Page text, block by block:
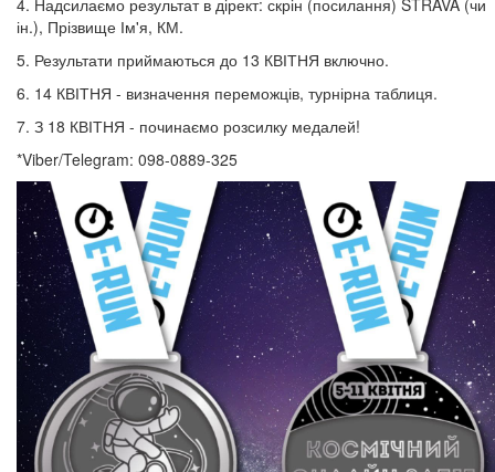
4. Надсилаємо результат в дірект: скрін (посилання) STRAVA (чи
ін.), Прізвище Ім'я, КМ.
5. Результати приймаються до 13 КВІТНЯ включно.
6. 14 КВІТНЯ - визначення переможців, турнірна таблиця.
7. З 18 КВІТНЯ - починаємо розсилку медалей!
*Viber/Telegram: 098-0889-325